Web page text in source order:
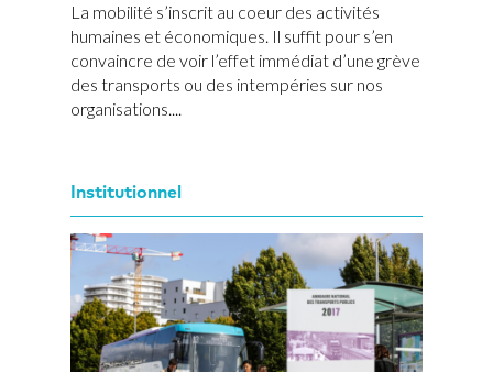
La mobilité s’inscrit au coeur des activités
humaines et économiques. Il suffit pour s’en
convaincre de voir l’effet immédiat d’une grève
des transports ou des intempéries sur nos
organisations....
Institutionnel